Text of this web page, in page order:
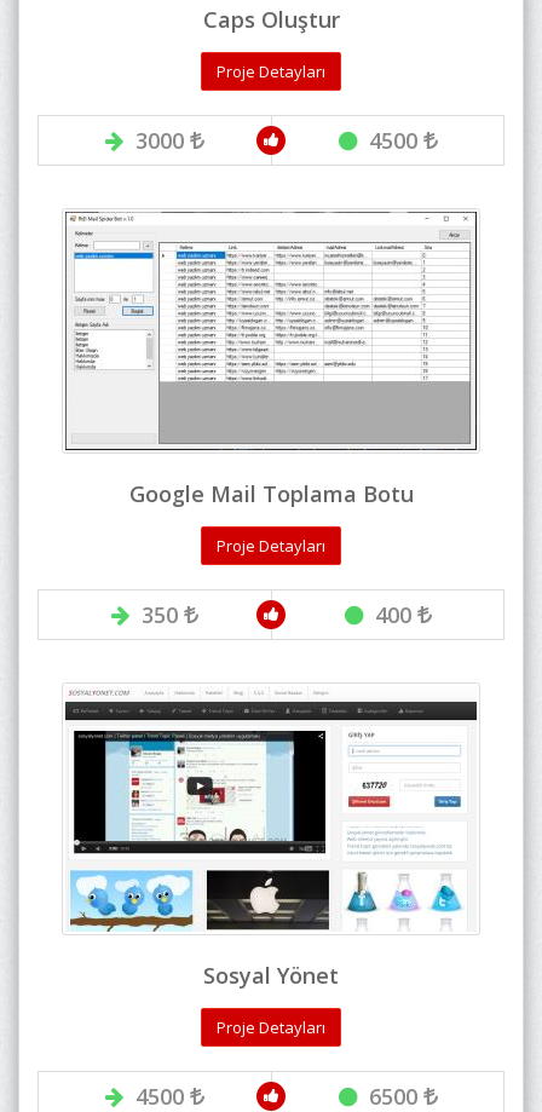
Caps Oluştur
Proje Detayları
3000 4500
Google Mail Toplama Botu
Proje Detayları
350 400
Sosyal Yönet
Proje Detayları
4500 6500